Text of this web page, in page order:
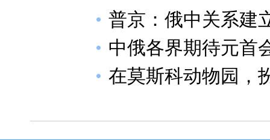
普京：俄中关系建
中俄各界期待元首
在莫斯科动物园，